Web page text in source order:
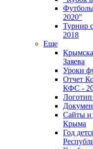
2020"
Турнир
2018
Еще
Заяева
Уроки
Отчет
КФС -
Сайты
Крыма
Год